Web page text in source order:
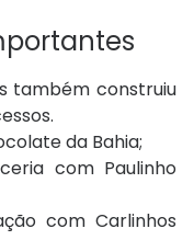
também construiu
da Bahia;
com Paulinho
com Carlinhos